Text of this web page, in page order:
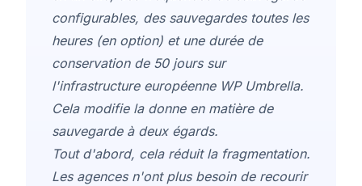
configurables, des sauvegardes toutes les
heures (en option) et une durée de
conservation de 50 jours sur
l'infrastructure européenne WP Umbrella.
Cela modifie la donne en matière de
sauvegarde à deux égards.
Tout d'abord, cela réduit la fragmentation.
Les agences n'ont plus besoin de recourir